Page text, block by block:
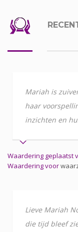
Mariah is
haar
inzichten en
Waardering geplaatst
Waardering voor
Lieve Mariah
die tijd bleef